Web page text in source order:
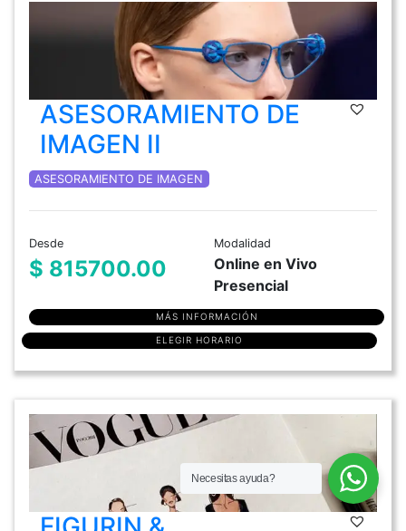
ASESORAMIENTO DE
IMAGEN II
ASESORAMIENTO DE IMAGEN
Desde
$ 815700.00
Modalidad
Online en Vivo
Presencial
MÁS INFORMACIÓN
ELEGIR HORARIO
Necesitas ayuda?